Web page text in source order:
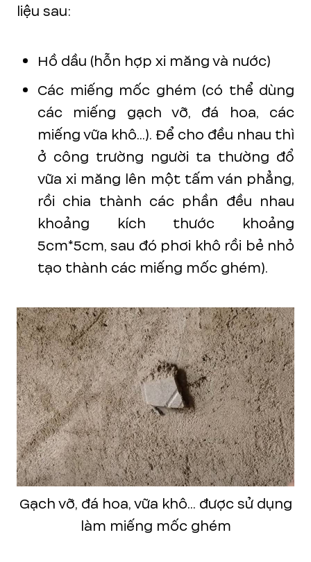
liệu sau:
Hồ dầu (hỗn hợp xi măng và nước)
Các miếng mốc ghém (có thể dùng
các miếng gạch vỡ, đá hoa, các
miếng vữa khô...). Để cho đều nhau thì
ở công trường người ta thường đổ
vữa xi măng lên một tấm ván phẳng,
rồi chia thành các phần đều nhau
khoảng kích thước khoảng
5cm*5cm, sau đó phơi khô rồi bẻ nhỏ
tạo thành các miếng mốc ghém).
Gạch vỡ, đá hoa, vữa khô... được sử dụng
làm miếng mốc ghém